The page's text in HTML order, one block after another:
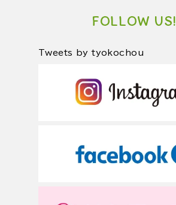
FOLLOW US!
Tweets by tyokochou